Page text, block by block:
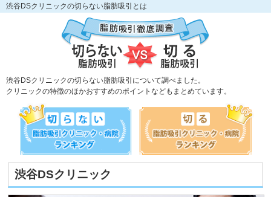
渋谷DSクリニックの切らない脂肪吸引とは
渋谷DSクリニックの切らない脂肪吸引について調べました。
クリニックの特徴のほかおすすめのポイントなどもまとめています。
渋谷DSクリニック